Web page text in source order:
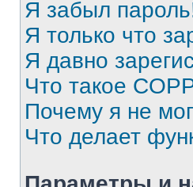
Я забыл
Я только что
Я давно
Что такое
Почему я не
Что делает